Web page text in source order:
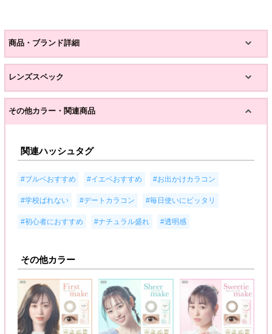
商品・ブランド詳細
レンズスペック
その他カラー・関連商品
関連ハッシュタグ
#ブルベおすすめ #イエベおすすめ #お出かけカラコン
#学校ばれない #デートカラコン #毎日使いにピッタリ
#初心者におすすめ #ナチュラル盛れ #透明感
その他カラー